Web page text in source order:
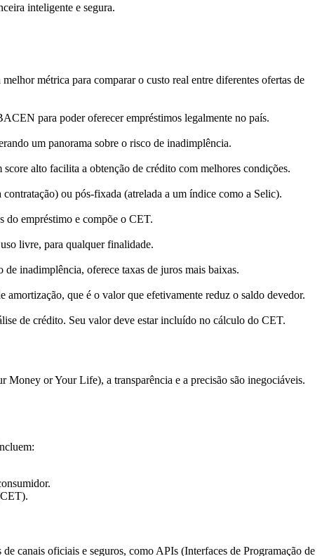
inteligente e segura.
métrica para comparar o custo real entre diferentes ofertas de
para poder oferecer empréstimos legalmente no país.
um panorama sobre o risco de inadimplência.
alto facilita a obtenção de crédito com melhores condições.
ou pós-fixada (atrelada a um índice como a Selic).
do empréstimo e compõe o CET.
livre, para qualquer finalidade.
inadimplência, oferece taxas de juros mais baixas.
amortização, que é o valor que efetivamente reduz o saldo devedor.
de crédito. Seu valor deve estar incluído no cálculo do CET.
or Your Life), a transparência e a precisão são inegociáveis.
canais oficiais e seguros, como APIs (Interfaces de Programação de